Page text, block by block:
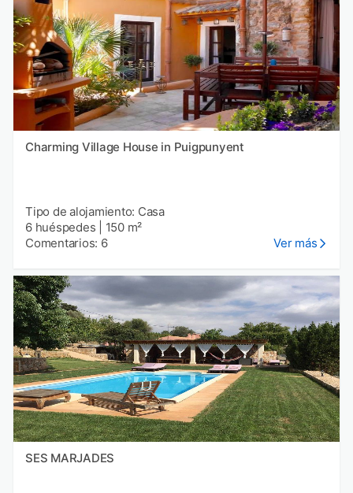
Charming Village House in Puigpunyent
Tipo de alojamiento: Casa
6 huéspedes
150 m²
Comentarios: 6
Ver más
SES MARJADES